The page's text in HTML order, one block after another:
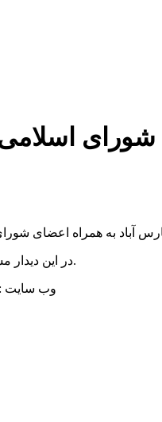
شورای
آباد به همراه اعضای
در این دیدار مسائل و مشکلات بهداشتی شهر مطرح شده و مورد بحث و بررسی قرار گرفت.
وب سایت :